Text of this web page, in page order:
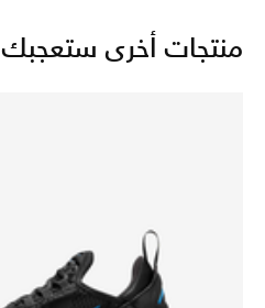
منتجات أخرى ستعجبك